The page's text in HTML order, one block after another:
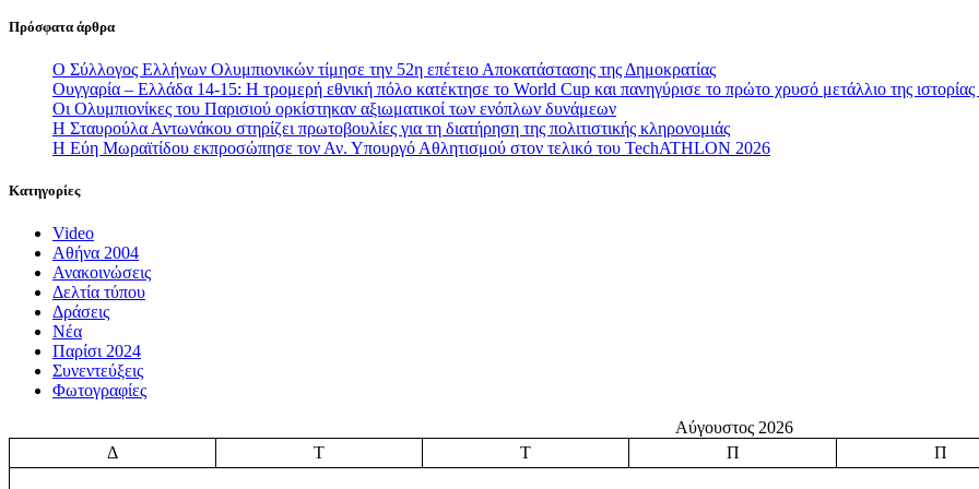
Πρόσφατα άρθρα
Ο Σύλλογος Ελλήνων Ολυμπιονικών τίμησε την 52η επέτειο Αποκατάστασης της Δημοκρατίας
Ουγγαρία – Ελλάδα 14-15: Η τρομερή εθνική πόλο κατέκτησε το World Cup και πανηγύρισε το πρώτο χρυσό μετάλλιο της ιστορίας
Οι Ολυμπιονίκες του Παρισιού ορκίστηκαν αξιωματικοί των ενόπλων δυνάμεων
Η Σταυρούλα Αντωνάκου στηρίζει πρωτοβουλίες για τη διατήρηση της πολιτιστικής κληρονομιάς
Η Εύη Μωραϊτίδου εκπροσώπησε τον Αν. Υπουργό Αθλητισμού στον τελικό του TechATHLON 2026
Κατηγορίες
Video
Αθήνα 2004
Ανακοινώσεις
Δελτία τύπου
Δράσεις
Νέα
Παρίσι 2024
Συνεντεύξεις
Φωτογραφίες
Αύγουστος 2026
Δ
Τ Τ Π Π